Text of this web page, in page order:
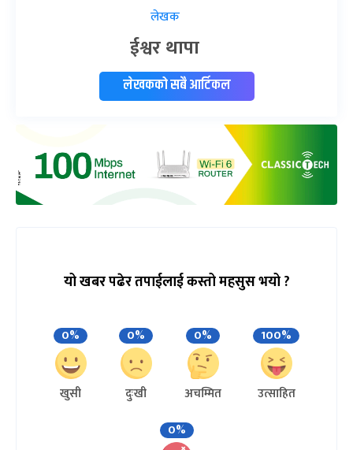
लेखक
ईश्वर थापा
लेखकको सबै आर्टिकल
यो खबर पढेर तपाईलाई कस्तो महसुस भयो ?
0%
खुसी
0%
दुःखी
0%
अचम्मित
100%
उत्साहित
0%